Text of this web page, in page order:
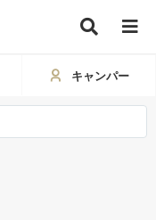
キャンパー